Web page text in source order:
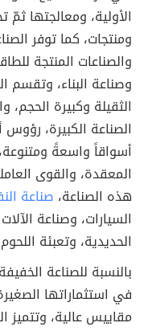
الأولية، ومعالجتها
ومنتجات، كما توفر
والصناعات المنتجة
وصناعة البناء، وتقسم
الثقيلة وكبيرة
الصناعة الكبيرة،
أسواقاً واسعةً
المعقدة، والقوى
هذه الصناعة، صناعة
السيارات، وصناعة
الحديدية، وتعبئة
بالنسبة للصناعة
في استثماراتها
مقاييس عالية، وتتميز